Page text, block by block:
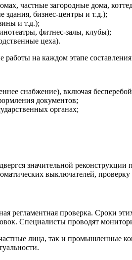
частные загородные дома,
здания, бизнес-центры и т.д.);
и т.д.);
фитнес-залы, клубы);
цеха).
на каждом этапе
снабжение), включая
документов;
органах;
значительной
выключателей,
регламентная проверка. Сроки
Специалисты проводят
лица, так и промышленные